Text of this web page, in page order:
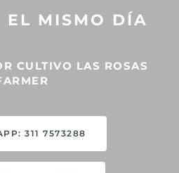
EL MISMO DÍA
CULTIVO LAS ROSAS
311 7573288